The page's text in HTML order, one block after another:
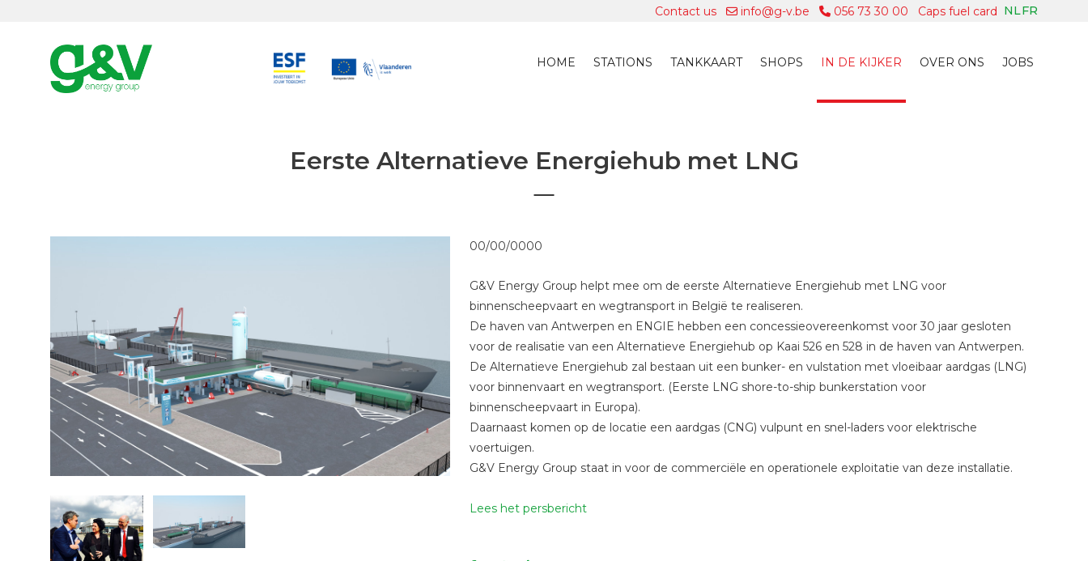
Contact us info@g-v.be 056 73 30 00 Caps fuel card NLFR
HOME STATIONS TANKKAART SHOPS IN DE KIJKER OVER ONS JOBS
Eerste Alternatieve Energiehub met LNG
00/00/0000
G&V Energy Group helpt mee om de eerste Alternatieve Energiehub met LNG voor
binnenscheepvaart en wegtransport in België te realiseren.
De haven van Antwerpen en ENGIE hebben een concessieovereenkomst voor 30 jaar gesloten
voor de realisatie van een Alternatieve Energiehub op Kaai 526 en 528 in de haven van Antwerpen.
De Alternatieve Energiehub zal bestaan uit een bunker- en vulstation met vloeibaar aardgas (LNG)
voor binnenvaart en wegtransport. (Eerste LNG shore-to-ship bunkerstation voor
binnenscheepvaart in Europa).
Daarnaast komen op de locatie een aardgas (CNG) vulpunt en snel-laders voor elektrische
voertuigen.
G&V Energy Group staat in voor de commerciële en operationele exploitatie van deze installatie.
Lees het persbericht